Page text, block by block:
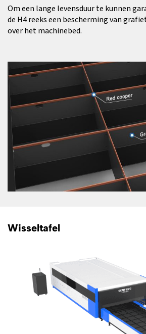
Om een lange levensduur te kunnen
de H4 reeks een bescherming van
over het machinebed.
Wisseltafel